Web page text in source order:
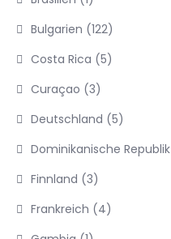
Bulgarien (122)
Costa Rica (5)
Curaçao (3)
Deutschland (5)
Dominikanische Republik
Finnland (3)
Frankreich (4)